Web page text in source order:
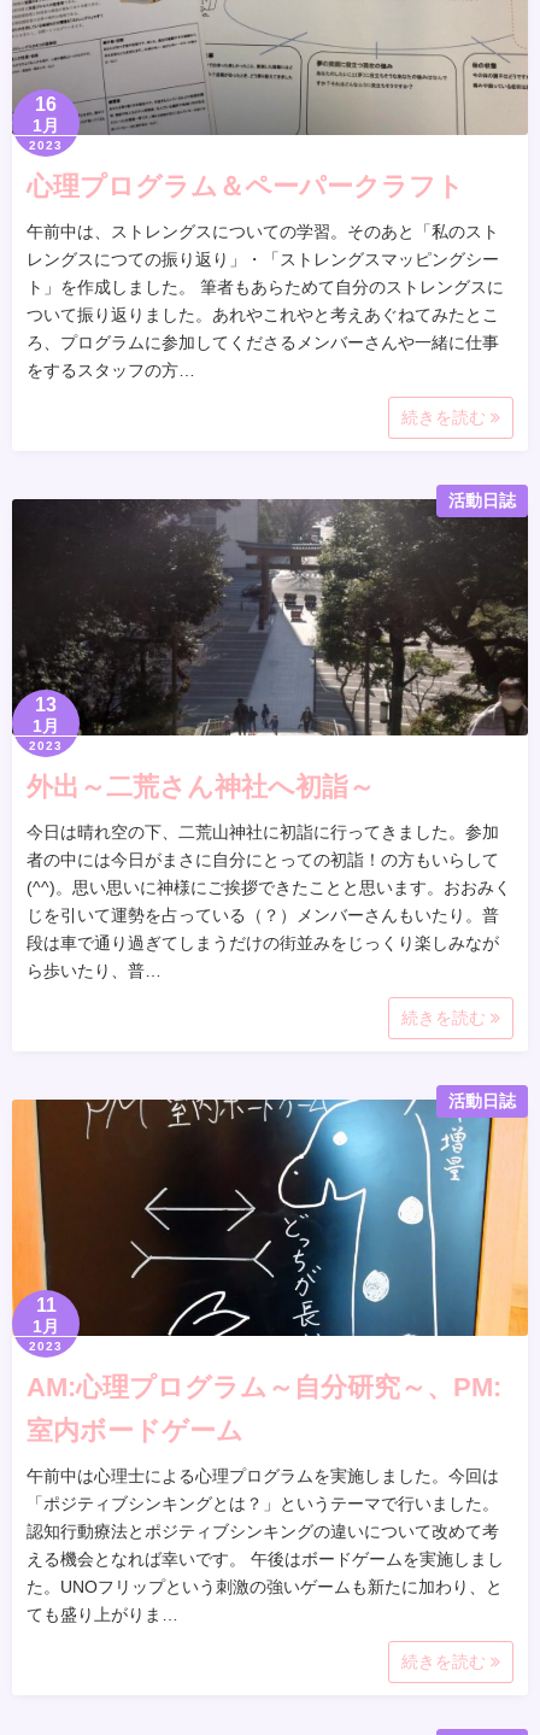
16
1月
2023
心理プログラム＆ペーパークラフト
午前中は、ストレングスについての学習。そのあと「私のスト
レングスにつての振り返り」・「ストレングスマッピングシー
ト」を作成しました。 筆者もあらためて自分のストレングスに
ついて振り返りました。あれやこれやと考えあぐねてみたとこ
ろ、プログラムに参加してくださるメンバーさんや一緒に仕事
をするスタッフの方…
続きを読む
活動日誌
13
1月
2023
外出～二荒さん神社へ初詣～
今日は晴れ空の下、二荒山神社に初詣に行ってきました。参加
者の中には今日がまさに自分にとっての初詣！の方もいらして
(^^)。思い思いに神様にご挨拶できたことと思います。おおみく
じを引いて運勢を占っている（？）メンバーさんもいたり。普
段は車で通り過ぎてしまうだけの街並みをじっくり楽しみなが
ら歩いたり、普…
続きを読む
活動日誌
11
1月
2023
AM:心理プログラム～自分研究～、PM:
室内ボードゲーム
午前中は心理士による心理プログラムを実施しました。今回は
「ポジティブシンキングとは？」というテーマで行いました。
認知行動療法とポジティブシンキングの違いについて改めて考
える機会となれば幸いです。 午後はボードゲームを実施しまし
た。UNOフリップという刺激の強いゲームも新たに加わり、と
ても盛り上がりま…
続きを読む